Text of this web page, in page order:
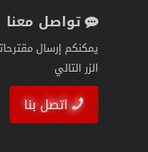
تواصل معنا
يمكنكم إرسال
الزر التالي
اتصل بنا